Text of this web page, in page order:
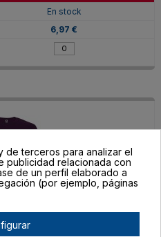
En stock
6,97 €
de terceros para analizar el
publicidad relacionada con
de un perfil elaborado a
(por ejemplo, páginas